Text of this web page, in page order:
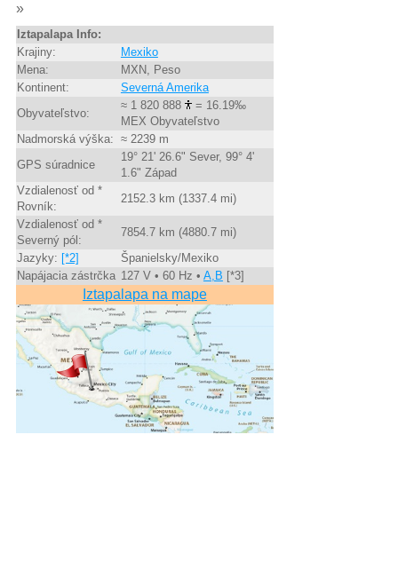
»
Iztapalapa Info:
Krajiny:
Mexiko
Mena:
MXN, Peso
Kontinent:
Severná Amerika
Obyvateľstvo:
≈ 1 820 888
= 16.19‰
MEX Obyvateľstvo
Nadmorská výška: ≈ 2239 m
GPS súradnice
19° 21' 26.6" Sever, 99° 4'
1.6" Západ
Vzdialenosť od *
Rovník:
2152.3 km (1337.4 mi)
Vzdialenosť od *
Severný pól:
7854.7 km (4880.7 mi)
Jazyky: [*2]
Španielsky/Mexiko
Napájacia zástrčka 127 V • 60 Hz • A,B [*3]
Iztapalapa na mape